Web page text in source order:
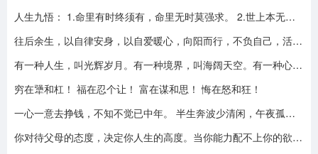
人生九悟： 1.命里有时终须有，命里无时莫强求。 2.世上本无事槦人自扰之。 3.睡前原谅一切，醒来不问过往。 4.平安健康是财富，无病无灾。 5.人心换人心，换不来就转身。 6.看破不说破，看透不说透。 7.得意时看淡，失意时看开。 8.知足常乐，一切随缘。 9.人生本过客，何须执着。
往后余生，以自律安身，以自爱暖心，向阳而行，不负自己，活成自己喜欢的模样！
有一种人生，叫光辉岁月。有一种境界，叫海阔天空。有一种心态，叫不可一世。 有一种亲情，叫真的爱你。有一种乡音，叫农民。 有一种爱情，叫喜欢你。 有一种路途，叫灰色轨迹。 有一种知己，叫情人。有一种情结，叫长城。 有一种和平，叫AMANI。 有一种行动，叫不再犹豫。 有一种父爱，叫大地。有一种孤独，叫冷雨夜。 有一种伤心，叫无尽空虚。 有一种无奈，叫岁月无声。有一种信仰，叫再见理想。有一种童真，叫月光光。有一种力量，叫冲开一切。有一种坚强，叫午夜怨曲。有一种感慨，叫谁伴我闯荡。 有一种坦然，叫无悔这一生。有一种思念，叫遥望。有一个歌手，叫黄家驹。 有一支乐队，叫BEYOND。三十多年，一晃而过！精神永留心间，致敬家驹！！
穷在犟和杠！ 福在忍个让！ 富在谋和思！ 悔在怒和狂！
一心一意去挣钱，不知不觉已中年。 半生奔波少清闲，午夜孤枕难入眠。 青山不老我不闲，一生忙碌为油盐。 风风雨雨几十载，转眼黄土埋胸前。 我笑青山颜不变，青山笑我已暮年。 如牛到老不得闲，得闲已与山共眠。 半生风雨半生寒，一杯浊酒敬流年。 回首过往半生路，七分酸楚三分甜。 岁月赠我两鬓霜，红尘赐我一身伤。 尝遍人间千般苦，颜衰依旧笑夕阳。
你对待父母的态度，决定你人生的高度。当你能力配不上你的欲望的时候，要学会控制欲望，并对自己的能力有认知、对自己的消费有规划、对自己的欲望有克制。